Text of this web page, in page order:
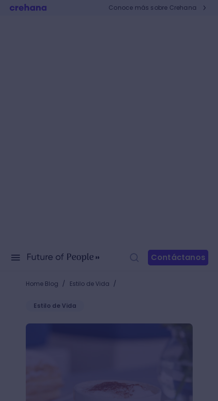
Conoce más sobre Crehana
Contáctanos
Home Blog / Estilo de Vida /
Estilo de Vida
¿Qué puedo hacer de desayuno? Ideas para no